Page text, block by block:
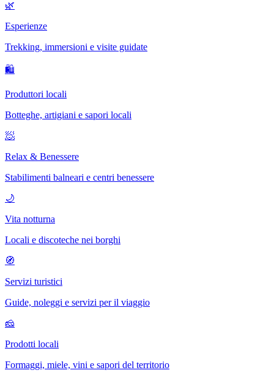
🌿
Esperienze
Trekking, immersioni e visite guidate
🛍
Produttori locali
Botteghe, artigiani e sapori locali
🧖
Relax & Benessere
Stabilimenti balneari e centri benessere
🌙
Vita notturna
Locali e discoteche nei borghi
🧭
Servizi turistici
Guide, noleggi e servizi per il viaggio
🧀
Prodotti locali
Formaggi, miele, vini e sapori del territorio